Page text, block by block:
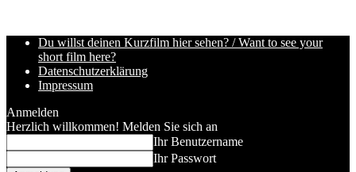
Du willst deinen Kurzfilm hier sehen? / Want to see your
short film here?
Datenschutzerklärung
Impressum
Anmelden
Herzlich willkommen! Melden Sie sich an
Ihr Benutzername
Ihr Passwort